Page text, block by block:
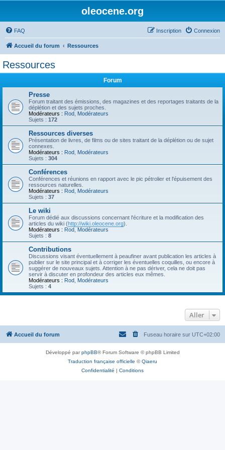
oleocene.org
FAQ Connexion
Inscription
Accueil du forum Ressources
Ressources
Forum
Presse
Forum traitant des émissions, des magazines et des reportages traitants de la
déplétion et des sujets proches.
Modérateurs : Rod Modérateurs
Sujets : 172
Ressources diverses
Présentation de livres, de films ou de sites traitant de la déplétion ou de sujet
connexes.
Modérateurs : Rod Modérateurs
Sujets : 304
Conférences
Conférences et réunions en rapport avec le pic pétrolier et l'épuisement des
ressources naturelles.
Modérateurs : Rod Modérateurs
Sujets : 37
Le wiki
Forum dédié aux discussions concernant l'écriture et la modification des
articles du wiki (http://wiki.oleocene.org).
Modérateurs : Rod Modérateurs
Sujets : 8
Contributions
Discussions visant éventuellement à peaufiner avant publication les articles à
publier sur le site principal et à corriger les éventuelles coquilles, ou encore à
suggérer de nouveaux sujets. Attention à ne pas dériver, cela ne doit pas
servir à discuter en profondeur des articles eux mêmes.
Modérateurs : Rod Modérateurs
Sujets : 4
Aller
Accueil du forum Fuseau horaire sur UTC+02:00
Développé parphpBB® Forum Software © phpBB Limited
Traduction française officielle ©Qiaeru
Confidentialité | Conditions